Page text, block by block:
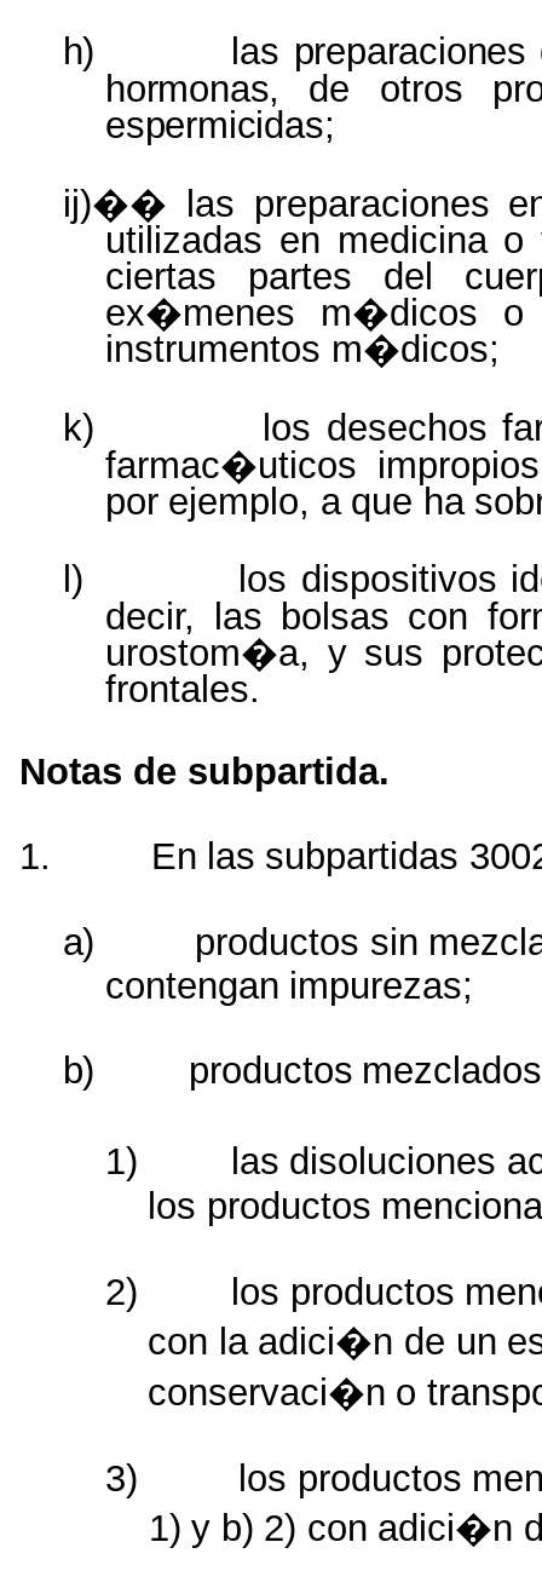
h) las
hormonas, de otros
espermicidas;
ij)�� las preparaciones
utilizadas en medicina
ciertas partes del
ex�menes m�dicos
o
instrumentos m�dicos;
k)
los desechos
farmac�uticos impropios
por ejemplo, a que ha
l)
los dispositivos
decir, las bolsas con
urostom�a, y sus
frontales.
Notas de subpartida.
1. En las subpartidas
a) productos sin
contengan impurezas;
b) productos
1) las disoluciones
los productos
2) los productos
con la adici�n de un
conservaci�n o
3) los productos
1) y b) 2) con adici�n